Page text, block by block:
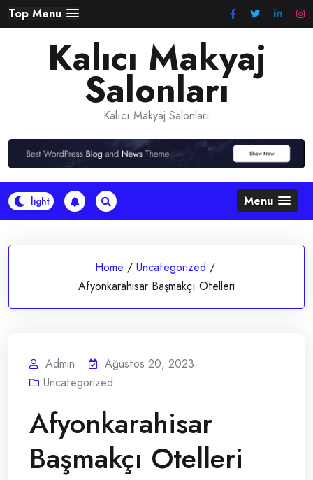
Skip
to
Top Menu
Kalıcı Makyaj
Salonları
Kalıcı Makyaj Salonları
Menu
Home / Uncategorized /
Afyonkarahisar Başmakçı Otelleri
Admin
Ağustos 20, 2023
Uncategorized
Afyonkarahisar
Başmakçı Otelleri